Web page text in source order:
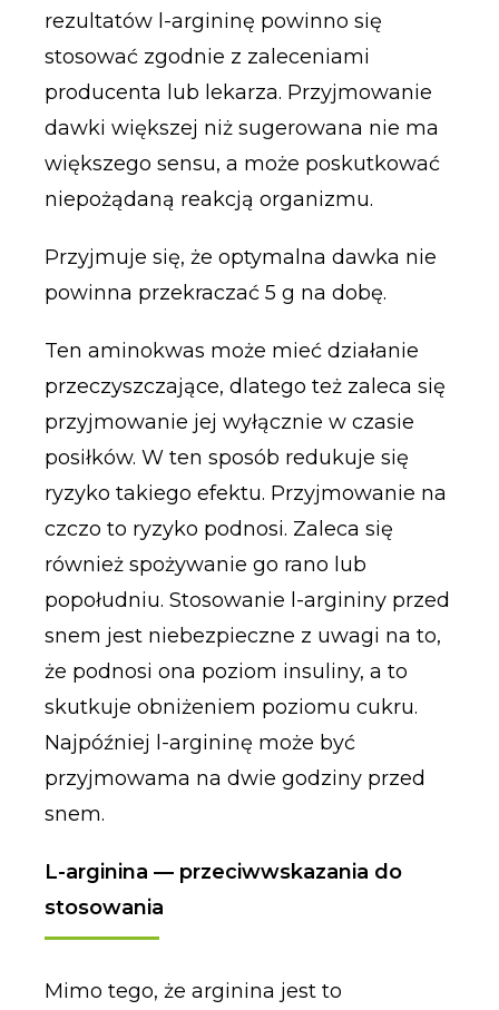
rezultatów l-argininę powinno się
stosować zgodnie z zaleceniami
producenta lub lekarza. Przyjmowanie
dawki większej niż sugerowana nie ma
większego sensu, a może poskutkować
niepożądaną reakcją organizmu.
Przyjmuje się, że optymalna dawka nie
powinna przekraczać 5 g na dobę.
Ten aminokwas może mieć działanie
przeczyszczające, dlatego też zaleca się
przyjmowanie jej wyłącznie w czasie
posiłków. W ten sposób redukuje się
ryzyko takiego efektu. Przyjmowanie na
czczo to ryzyko podnosi. Zaleca się
również spożywanie go rano lub
popołudniu. Stosowanie l-argininy przed
snem jest niebezpieczne z uwagi na to,
że podnosi ona poziom insuliny, a to
skutkuje obniżeniem poziomu cukru.
Najpóźniej l-argininę może być
przyjmowama na dwie godziny przed
snem.
L-arginina — przeciwwskazania do
stosowania
Mimo tego, że arginina jest to